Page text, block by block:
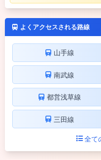
よくアクセスされる路線
山手線
南武線
都営浅草線
三田線
全て